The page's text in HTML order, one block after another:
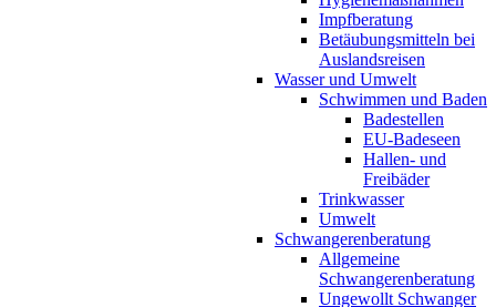
Impfberatung
Betäubungsmitteln bei
Auslandsreisen
Wasser und Umwelt
Schwimmen und Baden
Badestellen
EU-Badeseen
Hallen- und
Freibäder
Trinkwasser
Umwelt
Schwangerenberatung
Allgemeine
Schwangerenberatung
Ungewollt Schwanger